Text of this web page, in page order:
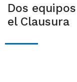
Dos
el Clausura